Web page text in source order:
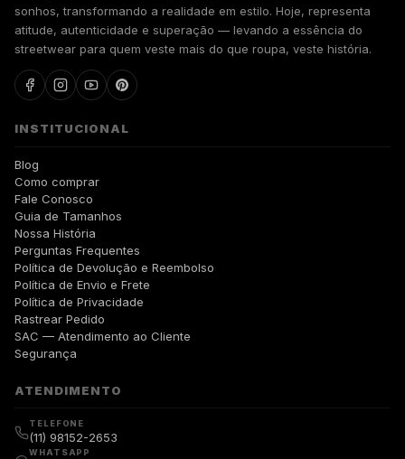
sonhos, transformando a realidade em estilo. Hoje, representa
atitude, autenticidade e superação — levando a essência do
streetwear para quem veste mais do que roupa, veste história.
INSTITUCIONAL
Blog
Como comprar
Fale Conosco
Guia de Tamanhos
Nossa História
Perguntas Frequentes
Política de Devolução e Reembolso
Política de Envio e Frete
Política de Privacidade
Rastrear Pedido
SAC — Atendimento ao Cliente
Segurança
ATENDIMENTO
TELEFONE
(11) 98152-2653
WHATSAPP